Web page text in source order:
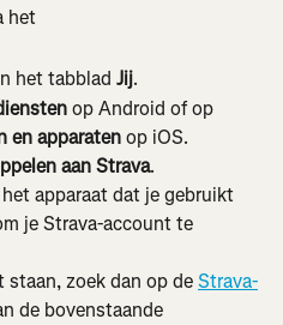
het
het tabblad Jij.
op Android of op
en apparaten op iOS.
aan Strava.
apparaat dat je gebruikt
je Strava-account te
zoek dan op de Strava-
de bovenstaande